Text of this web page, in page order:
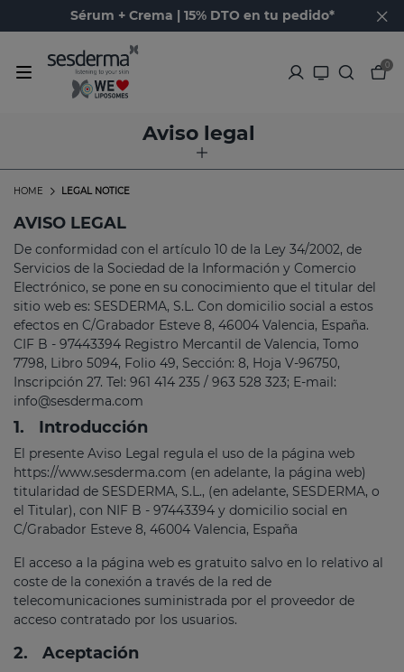
Sérum + Crema | 15% DTO en tu pedido*
0
Aviso legal
LEGAL NOTICE
HOME
AVISO LEGAL
De conformidad con el artículo 10 de la Ley 34/2002, de
Servicios de la Sociedad de la Información y Comercio
Electrónico, se pone en su conocimiento que el titular del
sitio web es: SESDERMA, S.L. Con domicilio social a estos
efectos en C/Grabador Esteve 8, 46004 Valencia, España.
CIF B - 97443394 Registro Mercantil de Valencia, Tomo
7798, Libro 5094, Folio 49, Sección: 8, Hoja V-96750,
Inscripción 27. Tel: 961 414 235 / 963 528 323; E-mail:
info@sesderma.com
1. Introducción
El presente Aviso Legal regula el uso de la página web
https://www.sesderma.com (en adelante, la página web)
titularidad de SESDERMA, S.L., (en adelante, SESDERMA, o
el Titular), con NIF B - 97443394 y domicilio social en
C/Grabador Esteve 8, 46004 Valencia, España
El acceso a la página web es gratuito salvo en lo relativo al
coste de la conexión a través de la red de
telecomunicaciones suministrada por el proveedor de
acceso contratado por los usuarios.
2. Aceptación